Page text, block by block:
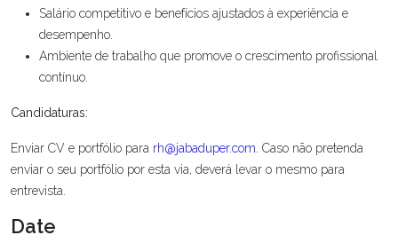
Salário competitivo e benefícios ajustados à experiência e
desempenho.
Ambiente de trabalho que promove o crescimento profissional
contínuo.
Candidaturas:
Enviar CV e portfólio para rh@jabaduper.com Caso não pretenda
enviar o seu portfólio por esta via, deverá levar o mesmo para
entrevista.
Date